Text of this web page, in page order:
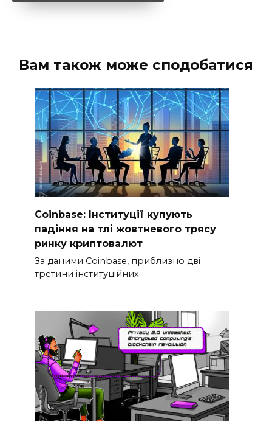
Вам також може сподобатися
Coinbase: Інституції купують
падіння на тлі жовтневого трясу
ринку криптовалют
За даними Coinbase, приблизно дві
третини інституційних